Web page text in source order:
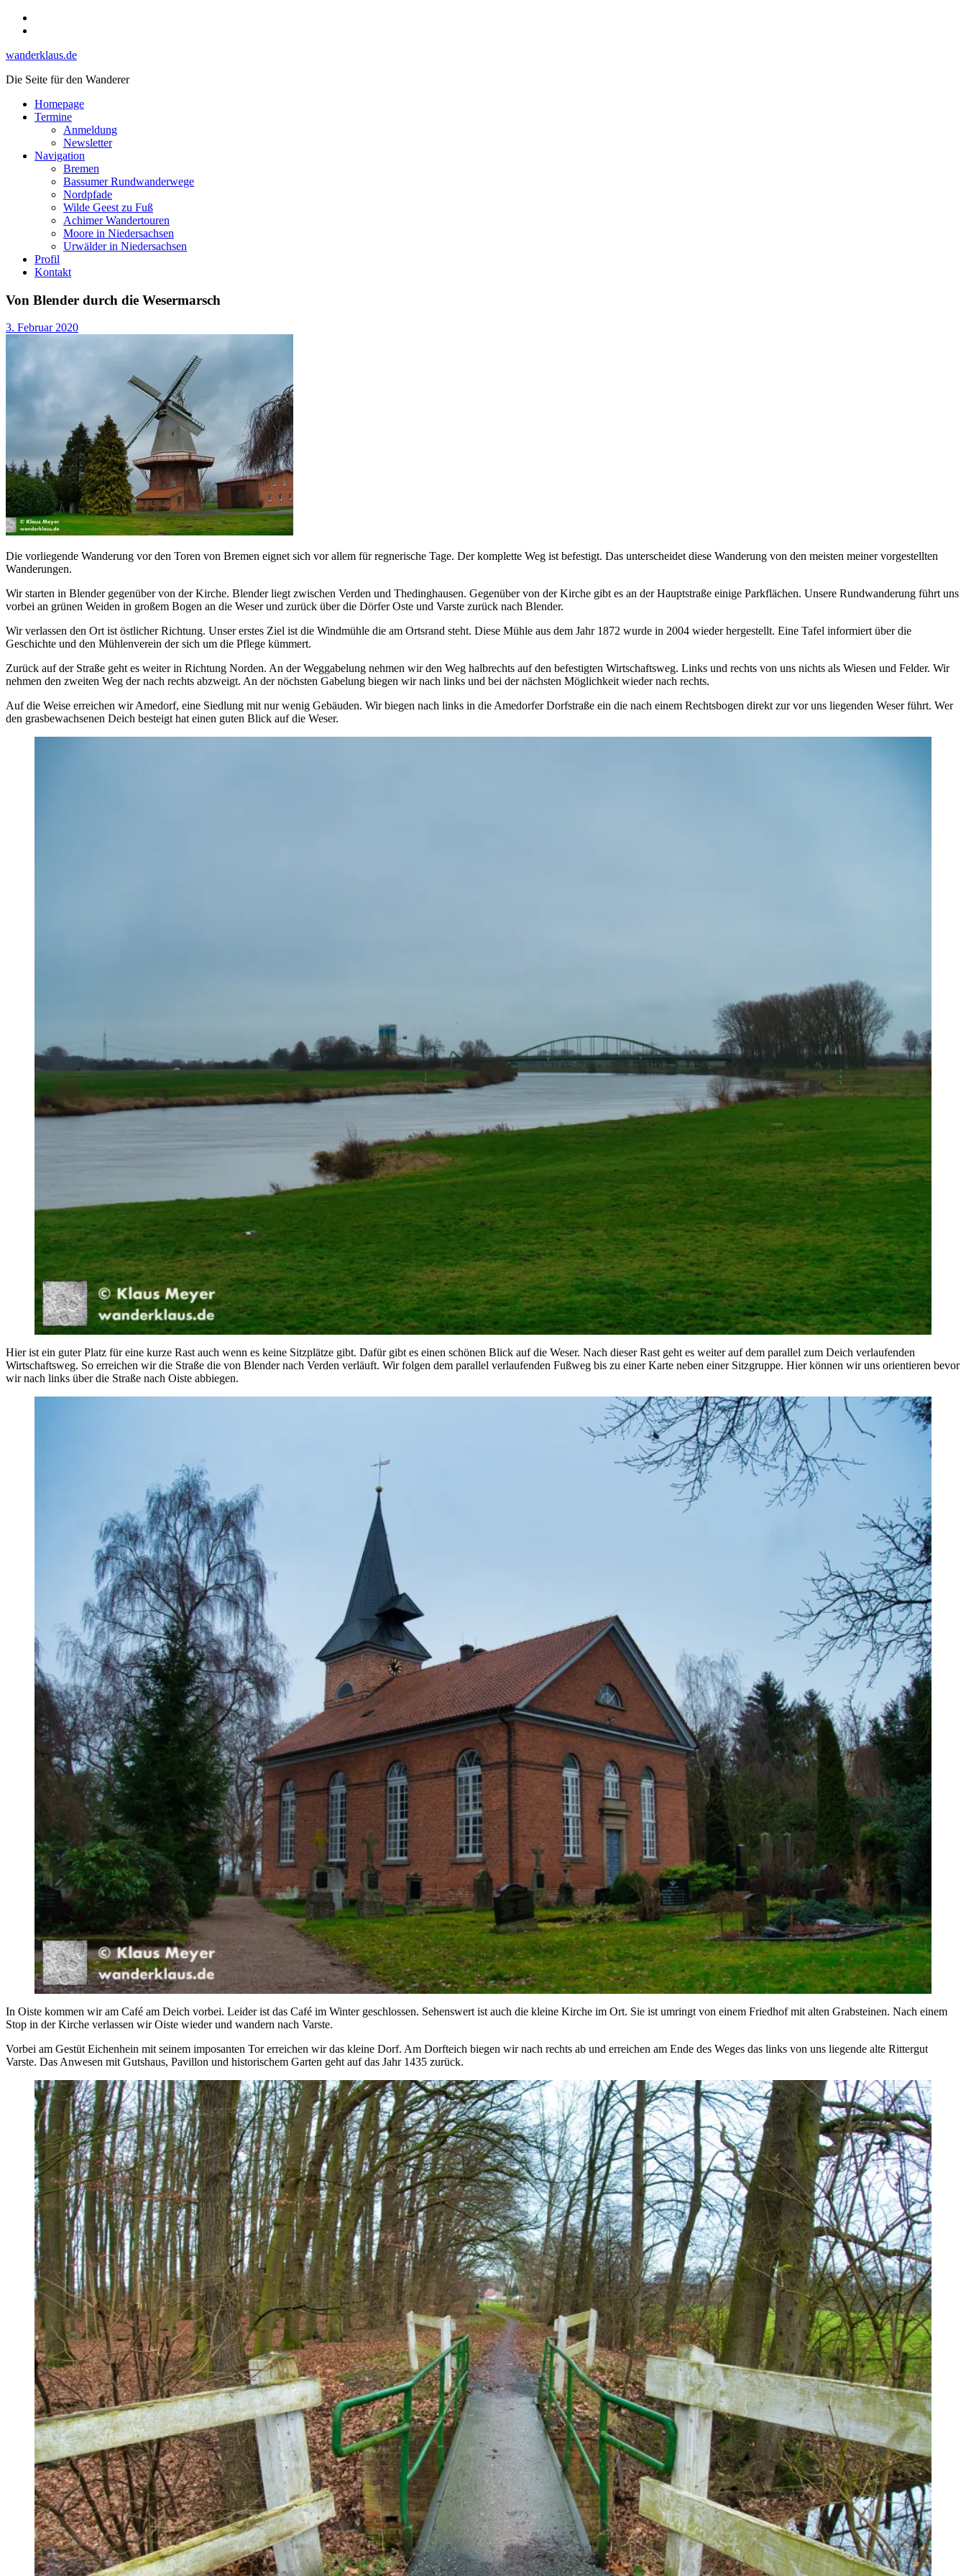
Skip
wanderklaus.de
Die Seite für den Wanderer
Homepage
Termine
Anmeldung
Newsletter
Navigation
Bremen
Bassumer Rundwanderwege
Nordpfade
Wilde Geest zu Fuß
Achimer Wandertouren
Moore in Niedersachsen
Urwälder in Niedersachsen
Profil
Kontakt
Von Blender durch die Wesermarsch
3. Februar 2020
Die vorliegende Wanderung vor den Toren von Bremen eignet sich vor allem für regnerische Tage. Der komplette Weg ist befestigt. Das unterscheidet diese Wanderung von den meisten meiner vorgestellten
Wanderungen.
Wir starten in Blender gegenüber von der Kirche. Blender liegt zwischen Verden und Thedinghausen. Gegenüber von der Kirche gibt es an der Hauptstraße einige Parkflächen. Unsere Rundwanderung führt uns
vorbei an grünen Weiden in großem Bogen an die Weser und zurück über die Dörfer Oste und Varste zurück nach Blender.
Wir verlassen den Ort ist östlicher Richtung. Unser erstes Ziel ist die Windmühle die am Ortsrand steht. Diese Mühle aus dem Jahr 1872 wurde in 2004 wieder hergestellt. Eine Tafel informiert über die
Geschichte und den Mühlenverein der sich um die Pflege kümmert.
Zurück auf der Straße geht es weiter in Richtung Norden. An der Weggabelung nehmen wir den Weg halbrechts auf den befestigten Wirtschaftsweg. Links und rechts von uns nichts als Wiesen und Felder. Wir
nehmen den zweiten Weg der nach rechts abzweigt. An der nöchsten Gabelung biegen wir nach links und bei der nächsten Möglichkeit wieder nach rechts.
Auf die Weise erreichen wir Amedorf, eine Siedlung mit nur wenig Gebäuden. Wir biegen nach links in die Amedorfer Dorfstraße ein die nach einem Rechtsbogen direkt zur vor uns liegenden Weser führt. Wer
den grasbewachsenen Deich besteigt hat einen guten Blick auf die Weser.
Hier ist ein guter Platz für eine kurze Rast auch wenn es keine Sitzplätze gibt. Dafür gibt es einen schönen Blick auf die Weser. Nach dieser Rast geht es weiter auf dem parallel zum Deich verlaufenden
Wirtschaftsweg. So erreichen wir die Straße die von Blender nach Verden verläuft. Wir folgen dem parallel verlaufenden Fußweg bis zu einer Karte neben einer Sitzgruppe. Hier können wir uns orientieren bevor
wir nach links über die Straße nach Oiste abbiegen.
In Oiste kommen wir am Café am Deich vorbei. Leider ist das Café im Winter geschlossen. Sehenswert ist auch die kleine Kirche im Ort. Sie ist umringt von einem Friedhof mit alten Grabsteinen. Nach einem
Stop in der Kirche verlassen wir Oiste wieder und wandern nach Varste.
Vorbei am Gestüt Eichenhein mit seinem imposanten Tor erreichen wir das kleine Dorf. Am Dorfteich biegen wir nach rechts ab und erreichen am Ende des Weges das links von uns liegende alte Rittergut
Varste. Das Anwesen mit Gutshaus, Pavillon und historischem Garten geht auf das Jahr 1435 zurück.